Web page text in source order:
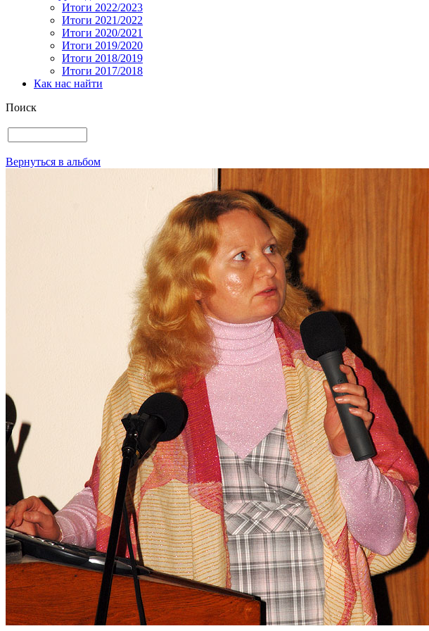
Итоги 2022/2023
Итоги 2021/2022
Итоги 2020/2021
Итоги 2019/2020
Итоги 2018/2019
Итоги 2017/2018
Как нас найти
Поиск
Вернуться в альбом